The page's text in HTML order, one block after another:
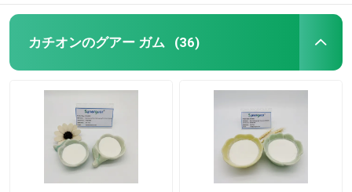
グアーのヘアー ケア
ガー 口腔ケア
カルボキシメチルグアー ガム
カチオンのグアー ガム (36)